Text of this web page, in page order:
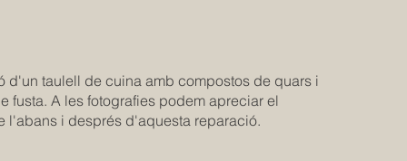
d'un taulell de cuina amb compostos de quars i
fusta. A les fotografies podem apreciar el
l'abans i després d'aquesta reparació.